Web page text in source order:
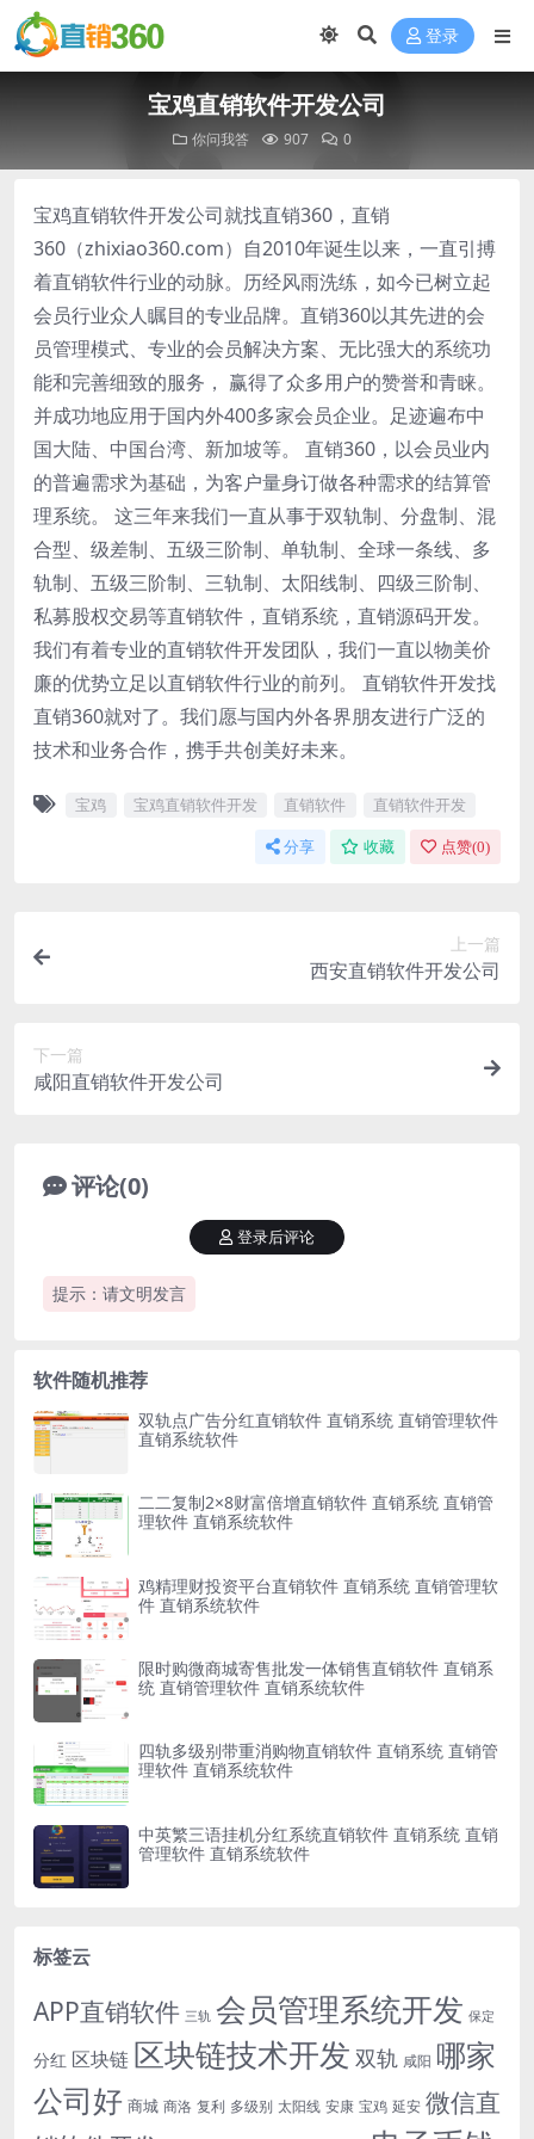
登录
宝鸡直销软件开发公司
你问我答 907 0
宝鸡直销软件开发公司就找直销360，直销
360（zhixiao360.com）自2010年诞生以来，一直引搏
着直销软件行业的动脉。历经风雨洗练，如今已树立起
会员行业众人瞩目的专业品牌。直销360以其先进的会
员管理模式、专业的会员解决方案、无比强大的系统功
能和完善细致的服务， 赢得了众多用户的赞誉和青睐。
并成功地应用于国内外400多家会员企业。足迹遍布中
国大陆、中国台湾、新加坡等。 直销360，以会员业内
的普遍需求为基础，为客户量身订做各种需求的结算管
理系统。 这三年来我们一直从事于双轨制、分盘制、混
合型、级差制、五级三阶制、单轨制、全球一条线、多
轨制、五级三阶制、三轨制、太阳线制、四级三阶制、
私募股权交易等直销软件，直销系统，直销源码开发。
我们有着专业的直销软件开发团队，我们一直以物美价
廉的优势立足以直销软件行业的前列。 直销软件开发找
直销360就对了。我们愿与国内外各界朋友进行广泛的
技术和业务合作，携手共创美好未来。
宝鸡 宝鸡直销软件开发 直销软件 直销软件开发
分享 收藏 点赞(0)
上一篇
西安直销软件开发公司
下一篇
咸阳直销软件开发公司
评论(0)
提示：请文明发言
登录后评论
软件随机推荐
双轨点广告分红直销软件 直销系统 直销管理软件
直销系统软件
二二复制2×8财富倍增直销软件 直销系统 直销管
理软件 直销系统软件
鸡精理财投资平台直销软件 直销系统 直销管理软
件 直销系统软件
限时购微商城寄售批发一体销售直销软件 直销系
统 直销管理软件 直销系统软件
四轨多级别带重消购物直销软件 直销系统 直销管
理软件 直销系统软件
中英繁三语挂机分红系统直销软件 直销系统 直销
管理软件 直销系统软件
标签云
APP直销软件 三轨 会员管理系统开发 保定
分红 区块链 区块链技术开发 双轨 咸阳 哪家
公司好 商城 商洛 复利 多级别 太阳线 安康 宝鸡 延安 微信直